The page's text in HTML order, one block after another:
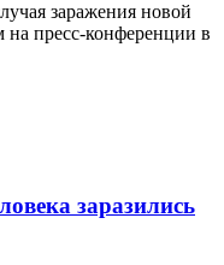
заражения новой
пресс-конференции в
заразились